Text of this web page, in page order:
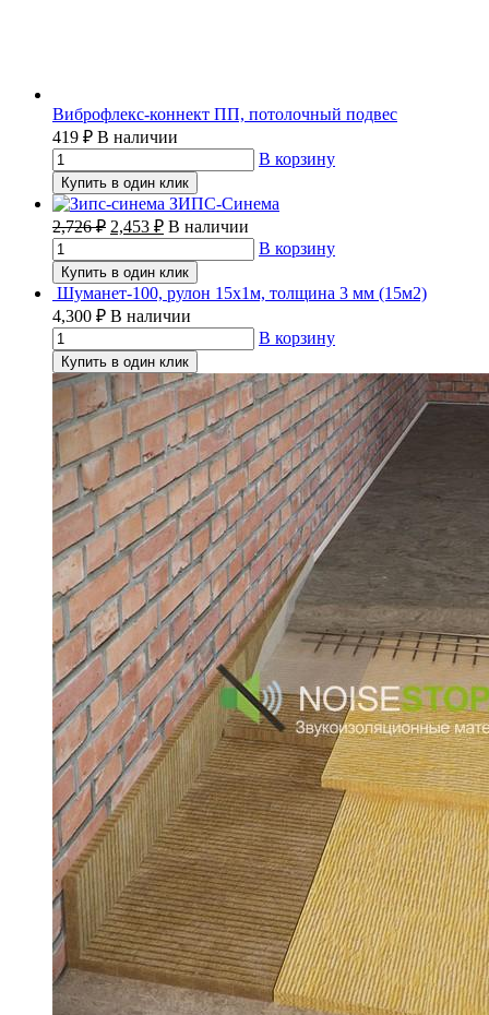
Виброфлекс-коннект ПП, потолочный подвес
419 ₽ В наличии
В корзину
Купить в один клик
ЗИПС-Синема
2,726₽ 2,453 ₽ В наличии
В корзину
Купить в один клик
Шуманет-100, рулон 15х1м, толщина 3 мм (15м2)
4,300 ₽ В наличии
В корзину
Купить в один клик